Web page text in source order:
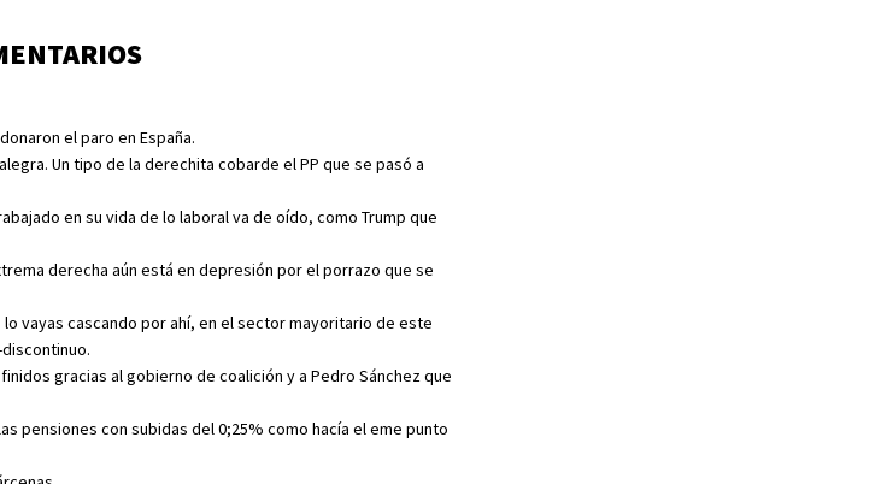
el paro en España.
Un tipo de la derechita cobarde el PP que se pasó a
en su vida de lo laboral va de oído, como Trump que
derecha aún está en depresión por el porrazo que se
vayas cascando por ahí, en el sector mayoritario de este
gracias al gobierno de coalición y a Pedro Sánchez que
pensiones con subidas del 0;25% como hacía el eme punto